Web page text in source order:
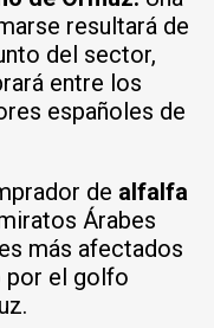
resultará de
del sector,
entre los
españoles de
de alfalfa
Árabes
más afectados
por el golfo